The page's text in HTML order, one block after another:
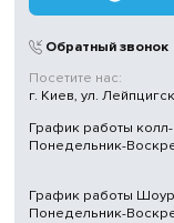
в Киеве
Обратный звонок
Посетите нас:
г. Киев, ул.
График работы
Понедельник-
График работы
Понедельник-